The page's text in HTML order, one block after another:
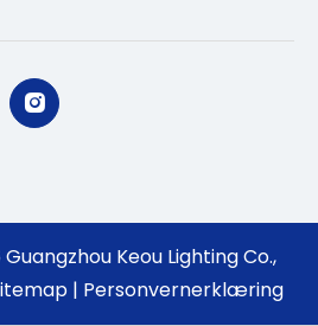
Guangzhou Keou Lighting Co.,
| Personvernerklæring